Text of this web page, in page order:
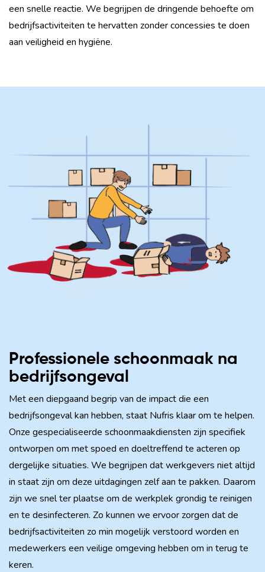
een snelle reactie. We begrijpen de dringende behoefte om
bedrijfsactiviteiten te hervatten zonder concessies te doen
aan veiligheid en hygiëne.
Professionele schoonmaak na
bedrijfsongeval
Met een diepgaand begrip van de impact die een
bedrijfsongeval kan hebben, staat Nufris klaar om te helpen.
Onze gespecialiseerde schoonmaakdiensten zijn specifiek
ontworpen om met spoed en doeltreffend te acteren op
dergelijke situaties. We begrijpen dat werkgevers niet altijd
in staat zijn om deze uitdagingen zelf aan te pakken. Daarom
zijn we snel ter plaatse om de werkplek grondig te reinigen
en te desinfecteren. Zo kunnen we ervoor zorgen dat de
bedrijfsactiviteiten zo min mogelijk verstoord worden en
medewerkers een veilige omgeving hebben om in terug te
keren.